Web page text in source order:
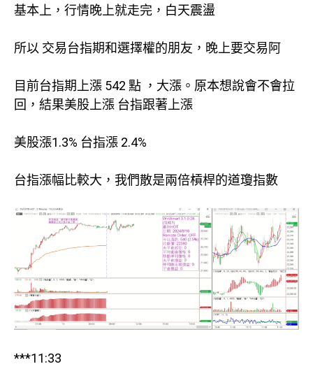
基本上，行情晚上就走完，白天震盪
所以 交易台指期和選擇權的朋友，晚上要交易阿
目前台指期上漲 542 點 ，大漲。原本想說會不會拉
回，結果美股上漲 台指跟著上漲
美股漲1.3% 台指漲 2.4%
台指漲幅比較大，我們散是兩倍槓桿的道瓊指數
***11:33